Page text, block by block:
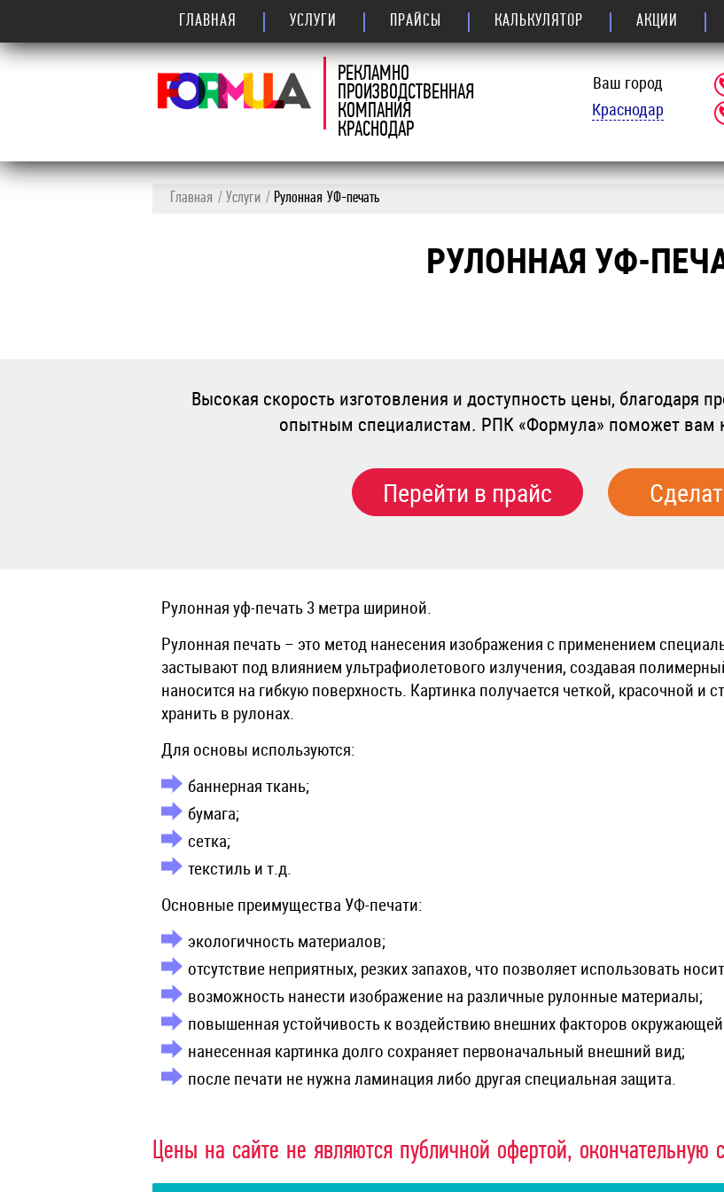
ГЛАВНАЯ УСЛУГИ ПРАЙСЫ КАЛЬКУЛЯТОР АКЦИИ
РЕКЛАМНО
ПРОИЗВОДСТВЕННАЯ
КОМПАНИЯ
КРАСНОДАР
Ваш город
Краснодар
Главная Услуги Рулонная УФ-печать
РУЛОННАЯ УФ-
Высокая скорость изготовления и доступность цены, благодаря
опытным специалистам. РПК «Формула» поможет вам
Перейти в прайс
Рулонная уф-печать 3 метра шириной.
⁠Рулонная печать – это метод нанесения изображения с применением
застывают под влиянием ультрафиолетового излучения, создавая
наносится на гибкую поверхность. Картинка получается четкой, красочной и
хранить в рулонах.
Для основы используются:
баннерная ткань;
бумага;
сетка;
текстиль и т.д.
Основные преимущества УФ-печати:
экологичность материалов;
отсутствие неприятных, резких запахов, что позволяет использовать
возможность нанести изображение на различные рулонные материалы;
повышенная устойчивость к воздействию внешних факторов
нанесенная картинка долго сохраняет первоначальный внешний вид;
после печати не нужна ламинация либо другая специальная защита.
Цены на сайте не являются публичной офертой, окончательную